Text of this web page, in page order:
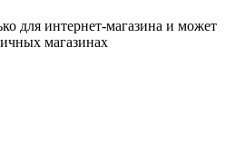
для интернет-магазина и может
магазинах